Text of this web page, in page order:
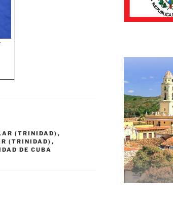
(TRINIDAD) ,
(TRINIDAD) ,
DE CUBA